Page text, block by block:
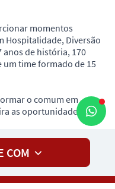
momentos
Hospitalidade, Diversão
anos de história, 170
um time formado de 15
o comum em
as oportunidades!
COM